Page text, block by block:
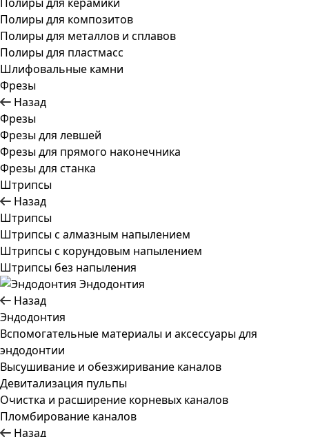
Полиры для композитов
Полиры для металлов и сплавов
Полиры для пластмасс
Шлифовальные камни
Фрезы
Назад
Фрезы
Фрезы для левшей
Фрезы для прямого наконечника
Фрезы для станка
Штрипсы
Назад
Штрипсы
Штрипсы c алмазным напылением
Штрипсы c корундовым напылением
Штрипсы без напыления
Эндодонтия
Назад
Эндодонтия
Вспомогательные материалы и аксессуары для
эндодонтии
Высушивание и обезжиривание каналов
Девитализация пульпы
Очистка и расширение корневых каналов
Пломбирование каналов
Назад